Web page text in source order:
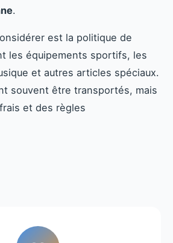
.
est la politique de
les équipements sportifs, les
et autres articles spéciaux.
souvent être transportés, mais
et des règles